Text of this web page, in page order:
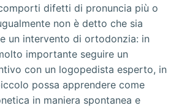
difetti di pronuncia più o
non è detto che sia
un intervento di ortodonzia: in
importante seguire un
con un logopedista esperto, in
possa apprendere come
in maniera spontanea e